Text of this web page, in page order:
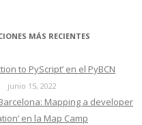
MÁS RECIENTES
to PyScript’ en el PyBCN
junio 15, 2022
Mapping a developer
en la Map Camp